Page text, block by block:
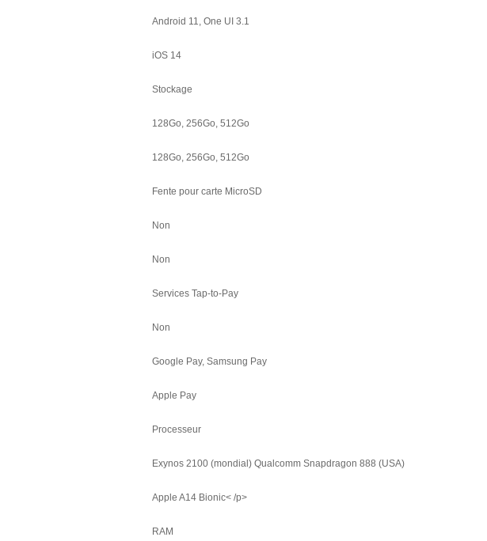
Android 11, One UI 3.1
iOS 14
Stockage
128Go, 256Go, 512Go
128Go, 256Go, 512Go
Fente pour carte MicroSD
Non
Non
Services Tap-to-Pay
Non
Google Pay, Samsung Pay
Apple Pay
Processeur
Exynos 2100 (mondial) Qualcomm Snapdragon 888 (USA)
Apple A14 Bionic< /p>
RAM